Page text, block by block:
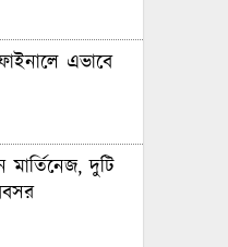
এভাবে
দুটি